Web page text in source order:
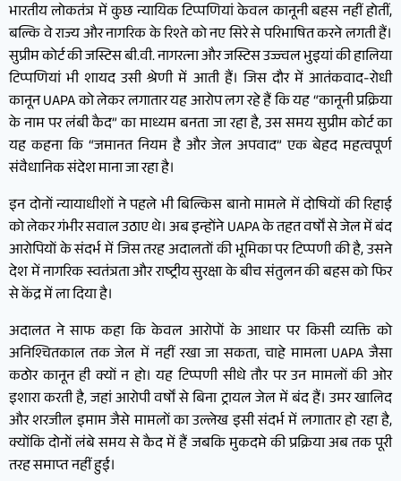
भारतीय लोकतंत्र में कुछ न्यायिक टिप्पणियां केवल कानूनी बहस नहीं होतीं,
बल्कि वे राज्य और नागरिक के रिश्ते को नए सिरे से परिभाषित करने लगती हैं।
सुप्रीम कोर्ट की जस्टिस बी.वी. नागरत्ना और जस्टिस उज्ज्वल भुइयां की हालिया
टिप्पणियां भी शायद उसी श्रेणी में आती हैं। जिस दौर में आतंकवाद-रोधी
कानून UAPA को लेकर लगातार यह आरोप लग रहे हैं कि यह “कानूनी प्रक्रिया
के नाम पर लंबी कैद” का माध्यम बनता जा रहा है, उस समय सुप्रीम कोर्ट का
यह कहना कि “जमानत नियम है और जेल अपवाद” एक बेहद महत्वपूर्ण
संवैधानिक संदेश माना जा रहा है।
इन दोनों न्यायाधीशों ने पहले भी बिल्किस बानो मामले में दोषियों की रिहाई
को लेकर गंभीर सवाल उठाए थे। अब इन्होंने UAPA के तहत वर्षों से जेल में बंद
आरोपियों के संदर्भ में जिस तरह अदालतों की भूमिका पर टिप्पणी की है, उसने
देश में नागरिक स्वतंत्रता और राष्ट्रीय सुरक्षा के बीच संतुलन की बहस को फिर
से केंद्र में ला दिया है।
अदालत ने साफ कहा कि केवल आरोपों के आधार पर किसी व्यक्ति को
अनिश्चितकाल तक जेल में नहीं रखा जा सकता, चाहे मामला UAPA जैसा
कठोर कानून ही क्यों न हो। यह टिप्पणी सीधे तौर पर उन मामलों की ओर
इशारा करती है, जहां आरोपी वर्षों से बिना ट्रायल जेल में बंद हैं। उमर खालिद
और शरजील इमाम जैसे मामलों का उल्लेख इसी संदर्भ में लगातार हो रहा है,
क्योंकि दोनों लंबे समय से कैद में हैं जबकि मुकदमे की प्रक्रिया अब तक पूरी
तरह समाप्त नहीं हुई।